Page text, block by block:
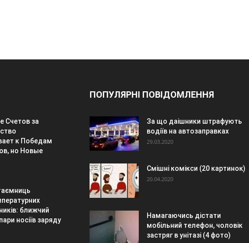
Счетов за
к Победам
но Новые
ближчий
носіїв заряду
ПОПУЛЯРНІ ПОВІДОМЛЕННЯ
За що даішники штрафують
водіїв на автозаправках
29.03.2020
Смішні комікси (20 картинок)
20.04.2020
Намагаючись дістати
мобільний телефон, чоловік
застряг в унітазі (4 фото)